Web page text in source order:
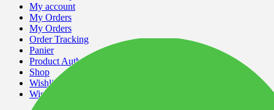
My account
My Orders
My Orders
Order Tracking
Panier
Product Author
Shop
Wishlist
Wishlist